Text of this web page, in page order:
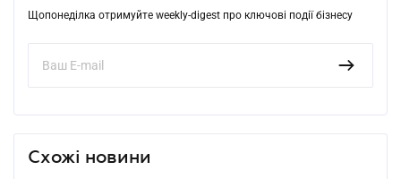
Щопонеділка отримуйте weekly-digest про ключові події бізнесу
Схожі новини